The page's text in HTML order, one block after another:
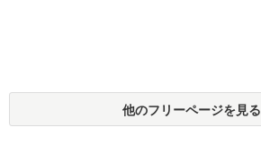
他のフリーページを見る